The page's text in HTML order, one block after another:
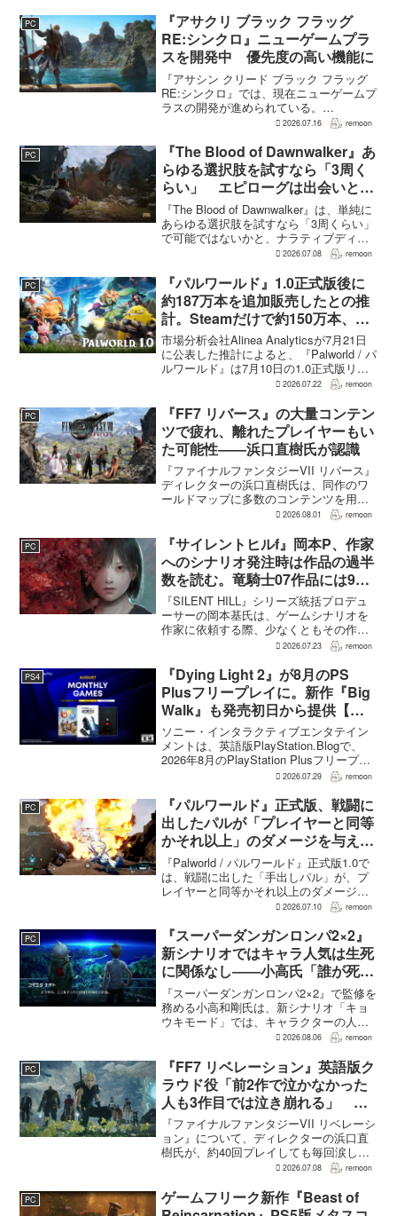
ると、シリーズディレクターの浜口直樹
氏がAU...
PC
『アサクリ ブラック フラッグ
RE:シンクロ』ニューゲームプラ
スを開発中 優先度の高い機能に
『アサシン クリード ブラック フラッグ
RE:シンクロ』では、現在ニューゲームプ
ラスの開発が進められている。
GamesRadar+によると、ゲームディレク
JorRaptor氏による...
2026.07.16 remoon
PC
『The Blood of Dawnwalker』あ
らゆる選択肢を試すなら「3周く
らい」 エピローグは出会いと選
択で変化
『The Blood of Dawnwalker』は、単純に
あらゆる選択肢を試すなら「3周くらい」
で可能ではないかと、ナラティブディレ
クターのJakub Szamałek氏がファミ
はエンディングへ収束...
2026.07.08 remoon
PC
『パルワールド』1.0正式版後に
約187万本を追加販売したとの推
計。Steamだけで約150万本、累
計3050万本規模
市場分析会社Alinea Analyticsが7月21日
に公表した推計によると、『Palworld / パ
ルワールド』は7月10日の1.0正式版リリ
ース後、Steamで約150万本、PS5で約30
各プ...
2026.07.22 remoon
PC
『FF7 リバース』の大量コンテン
ツで疲れ、離れたプレイヤーもい
た可能性――浜口直樹氏が認識
『ファイナルファンタジーVII リバース』
ディレクターの浜口直樹氏は、同作のワ
ールドマップに多数のコンテンツを用意
したことで、一部のプレイヤーが疲れを
性があるとの認識を示した。
GamesRadar+のイン...
2026.08.01 remoon
PC
『サイレントヒルf』岡本P、作家
へのシナリオ発注時は作品の過半
数を読む。竜騎士07作品には9割
以上目を通す
『SILENT HILL』シリーズ統括プロデュ
ーサーの岡本基氏は、ゲームシナリオを
作家に依頼する際、少なくともその作家
の作品の過半数に目を通すという。作家
たうえで物語を任せるためだ。電ファミ
ニコゲーマーが...
2026.07.23 remoon
PS4
『Dying Light 2』が8月のPS
Plusフリープレイに。新作『Big
Walk』も発売初日から提供【海
外発表】
ソニー・インタラクティブエンタテイン
メントは、英語版PlayStation.Blogで、
2026年8月のPlayStation Plusフリープレ
イとして『Dying Light 2 Stay Human:
2026.07.29 remoon
PC
『パルワールド』正式版、戦闘に
出したパルが「プレイヤーと同等
かそれ以上」のダメージを与えら
れるように
『Palworld / パルワールド』正式版1.0で
は、戦闘に出した「手出しパル」が、プ
レイヤーと同等かそれ以上のダメージを
敵に与えられるようになった。ほぼすべ
挙動、クールダウン時間、使いやすさが
見直され...
2026.07.10 remoon
PC
『スーパーダンガンロンパ2×2』
新シナリオではキャラ人気は生死
に関係なし――小高氏「誰が死ん
でもヘイトメールは送らないで」
『スーパーダンガンロンパ2×2』で監修を
務める小高和剛氏は、新シナリオ「キョ
ウキモード」では、キャラクターの人気
にかかわらず退場させるとRPG Siteのイ
作と変わることで、これまで見られなか
った一面がよ...
2026.08.06 remoon
PC
『FF7 リベレーション』英語版ク
ラウド役「前2作で泣かなかった
人も3作目では泣き崩れる」 浜
口Dも約40回泣いたクラウドの重
要場面に言及
『ファイナルファンタジーVII リベレーシ
ョン』について、ディレクターの浜口直
樹氏が、約40回プレイしても毎回涙した
というクラウドの重要な場面について語
氏も、「最初の2作で泣かなかった人も...
2026.07.08 remoon
PC
ゲームフリーク新作『Beast of